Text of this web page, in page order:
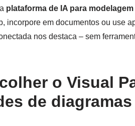
plataforma de IA para
incorpore em documentos ou use
nos destaca – sem
o Visual
de